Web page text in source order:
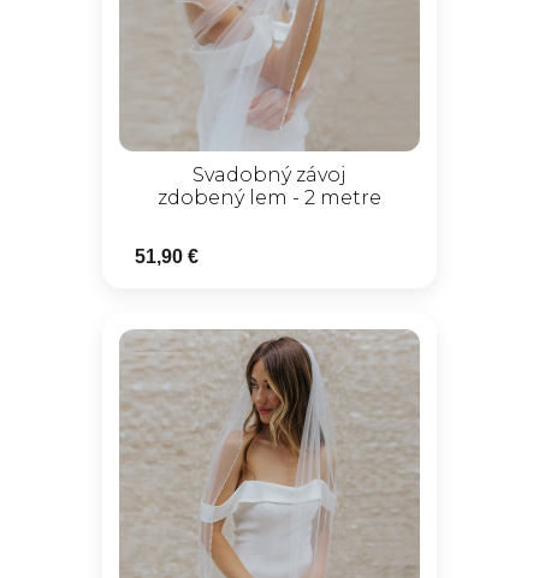
Svadobný závoj
zdobený lem - 2 metre
51,90 €